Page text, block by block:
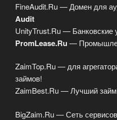
FineAudit.Ru — Домен для
Audit
UnityTrust.Ru — Банковские
PromLease.Ru —
ZaimTop.Ru — для
займов!
ZaimBest.Ru — Лучший
BigZaim.Ru — Сеть